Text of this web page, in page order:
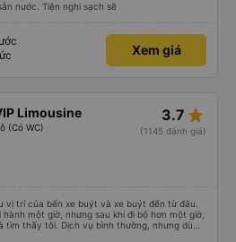
nước. Tiện nghi sạch sẽ
Xem giá
Limousine
(Có WC)
3.7 star_rate
(1145 đánh giá)
vị trí của bến xe buýt và xe buýt đến từ đâu.
một giờ, nhưng sau khi đi bộ hơn một giờ,
tìm thấy tôi. Dịch vụ bình thường, nhưng dù
sạn vì tôi rất thoải mái. Sẽ tuyệt hơn nếu